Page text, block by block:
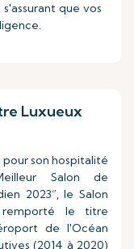
que vos
Luxueux
son hospitalité
Salon de
2023”, le Salon
remporté le titre
de l'Océan
(2014 à 2020)